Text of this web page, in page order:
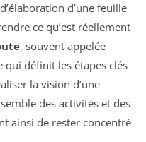
d’une feuille
ce qu’est réellement
, souvent appelée
qui définit les étapes clés
la vision d’une
des activités et des
ainsi de rester concentré